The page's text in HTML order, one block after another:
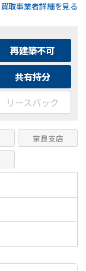
買取事業者詳細を見る
再建築不可
共有持分
リースバック
奈良支店